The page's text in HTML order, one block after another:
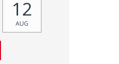
12
AUG